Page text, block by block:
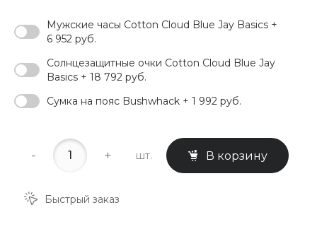
Мужские часы Cotton Cloud Blue Jay Basics +
6 952 руб.
Солнцезащитные очки Cotton Cloud Blue Jay
Basics + 18 792 руб.
Сумка на пояс Bushwhack + 1 992 руб.
- + шт. В корзину
Быстрый заказ